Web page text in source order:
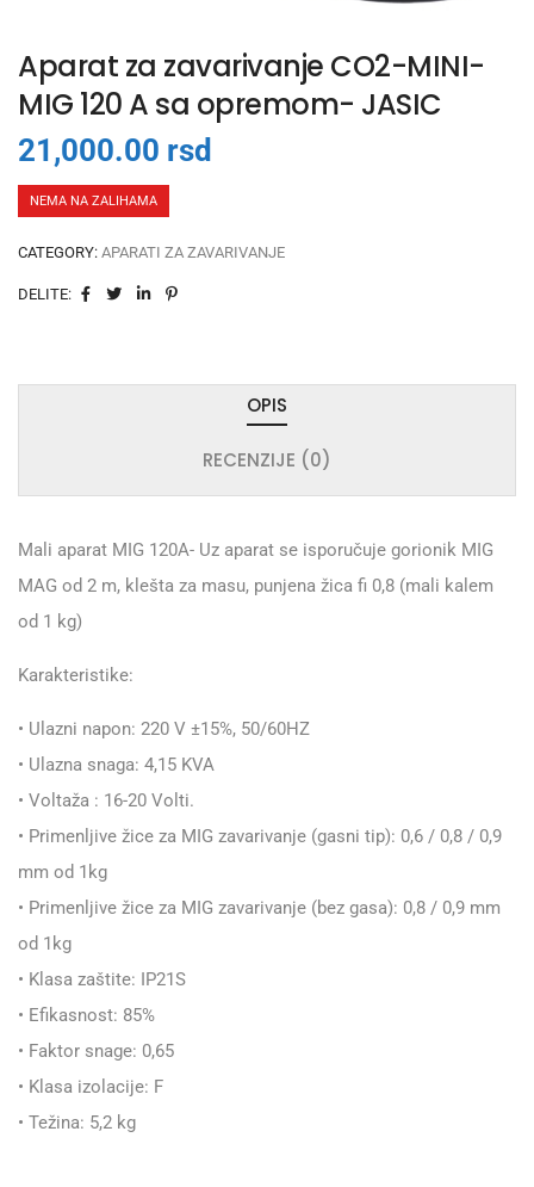
Aparat za zavarivanje CO2-MINI-
MIG 120 A sa opremom- JASIC
21,000.00 rsd
NEMA NA ZALIHAMA
CATEGORY: APARATI ZA ZAVARIVANJE
DELITE:
OPIS
RECENZIJE (0)
Mali aparat MIG 120A- Uz aparat se isporučuje gorionik MIG
MAG od 2 m, klešta za masu, punjena žica fi 0,8 (mali kalem
od 1 kg)
Karakteristike:
• Ulazni napon: 220 V ±15%, 50/60HZ
• Ulazna snaga: 4,15 KVA
• Voltaža : 16-20 Volti.
• Primenljive žice za MIG zavarivanje (gasni tip): 0,6 / 0,8 / 0,9
mm od 1kg
• Primenljive žice za MIG zavarivanje (bez gasa): 0,8 / 0,9 mm
od 1kg
• Klasa zaštite: IP21S
• Efikasnost: 85%
• Faktor snage: 0,65
• Klasa izolacije: F
• Težina: 5,2 kg